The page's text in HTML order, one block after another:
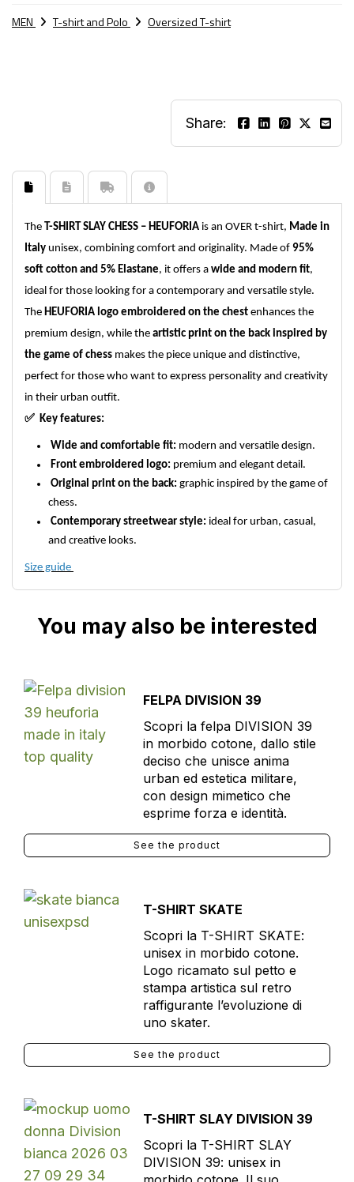
MEN T-shirt and Polo Oversized T-shirt
Share:
The T-SHIRT SLAY CHESS – HEUFORIA is an OVER t-shirt, Made in
Italy unisex, combining comfort and originality. Made of 95%
soft cotton and 5% Elastane, it offers a wide and modern fit,
ideal for those looking for a contemporary and versatile style.
The HEUFORIA logo embroidered on the chest enhances the
premium design, while the artistic print on the back inspired by
the game of chess makes the piece unique and distinctive,
perfect for those who want to express personality and creativity
in their urban outfit.
✅ Key features:
Wide and comfortable fit: modern and versatile design.
Front embroidered logo: premium and elegant detail.
Original print on the back: graphic inspired by the game of
chess.
Contemporary streetwear style: ideal for urban, casual,
and creative looks.
Size guide
You may also be interested
FELPA DIVISION 39
Scopri la felpa DIVISION 39
in morbido cotone, dallo stile
deciso che unisce anima
urban ed estetica militare,
con design mimetico che
esprime forza e identità.
See the product
T-SHIRT SKATE
Scopri la T-SHIRT SKATE:
unisex in morbido cotone.
Logo ricamato sul petto e
stampa artistica sul retro
raffigurante l’evoluzione di
uno skater.
See the product
T-SHIRT SLAY DIVISION 39
Scopri la T-SHIRT SLAY
DIVISION 39: unisex in